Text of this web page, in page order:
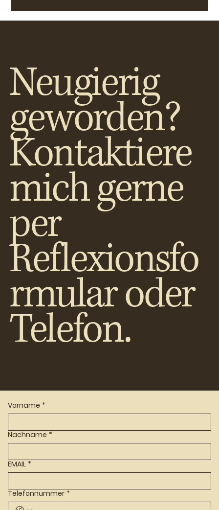
Neugierig
geworden?
Kontaktiere
mich gerne
per
Reflexionsfo
rmular oder
Telefon.
Vorname *
Nachname *
EMAIL *
Telefonnummer *